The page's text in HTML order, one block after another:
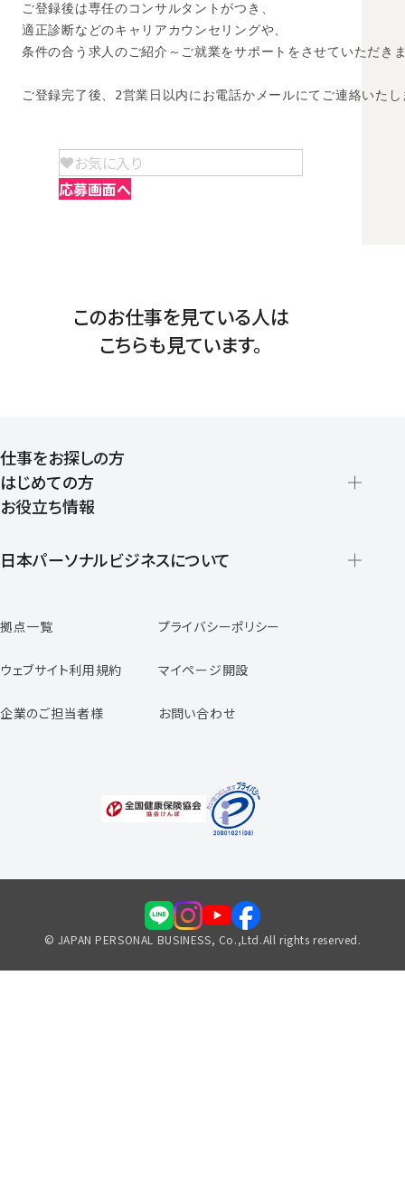
ご登録後は専任のコンサルタントがつき、
適正診断などのキャリアカウンセリングや、
条件の合う求人のご紹介～ご就業をサポートをさせていただき
ご登録完了後、2営業日以内にお電話かメールにてご連絡いたし
お気に入り
応募画面へ
このお仕事を見ている人は
こちらも見ています。
仕事をお探しの方
はじめての方
登録から就業開始までの流れ
お役立ち情報
日本パーソナルビジネスについて
スタッフの声
専任コンサルタントの声
福利厚生のご案内
拠点一覧 プライバシーポリシー
ウェブサイト利用規約 マイページ開設
企業のご担当者様 お問い合わせ
© JAPAN PERSONAL BUSINESS, Co.,Ltd.All rights reserved.